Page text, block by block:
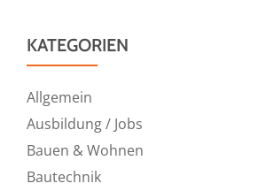
KATEGORIEN
Allgemein
Ausbildung / Jobs
Bauen & Wohnen
Bautechnik